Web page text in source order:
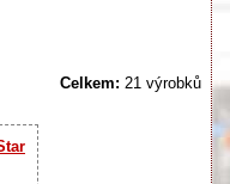
Celkem: 21 výrobků